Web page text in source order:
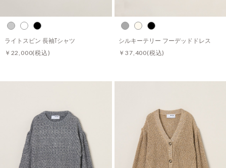
ライトスビン 長袖Tシャツ
￥22,000(税込)
シルキーテリー フーデッドドレス
￥37,400(税込)